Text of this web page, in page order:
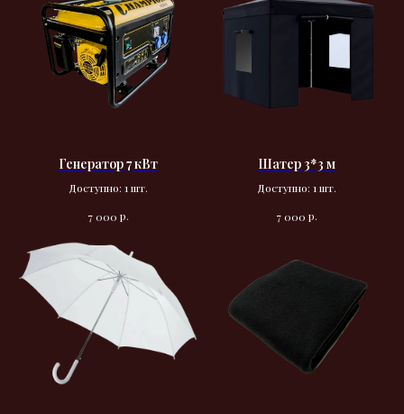
Генератор 7 кВт
Доступно: 1 шт.
7 000 р.
Шатер 3*3 м
Доступно: 1 шт.
7 000 р.